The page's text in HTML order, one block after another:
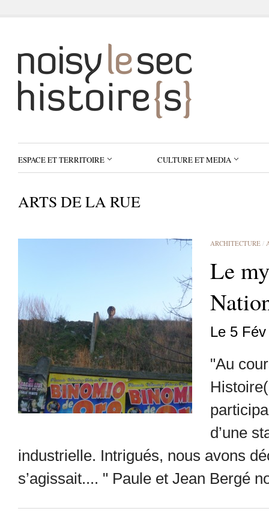
ESPACE ET TERRITOIRE CULTURE ET MEDIA
ARTS DE LA RUE
ARCHITECTURE /
Le
Le 5
"Au
d’une
industrielle. Intrigués, nous avons
s’agissait.... " Paule et Jean Bergé